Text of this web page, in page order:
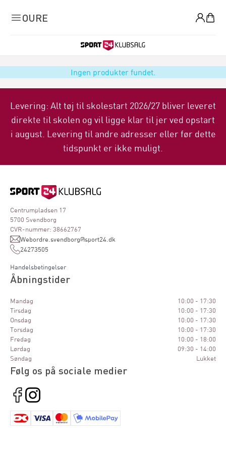
OURE
Ingen produkter fundet.
Levering: Alt tøj til skolestart 2026/27 bliver leveret
direkte til skolen og vil ligge klar til jer ved opstart
i august. Levering til andre adresser eller før dette
tidspunkt er ikke muligt.
Centrumpladsen 17
5700 Svendborg
CVR-nummer: 38662767
Webordre.svendborg@sport24.dk
24273505
Handelsbetingelser
Åbningstider
Mandag
10:00 - 17:30
Tirsdag
10:00 - 17:30
Onsdag
10:00 - 17:30
Torsdag
10:00 - 17:30
Fredag
10:00 - 18:00
Lørdag
09:30 - 14:00
Søndag
Lukket
Følg os på sociale medier